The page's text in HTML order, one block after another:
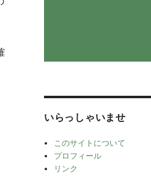
いらっしゃいませ
このサイトについて
プロフィール
リンク